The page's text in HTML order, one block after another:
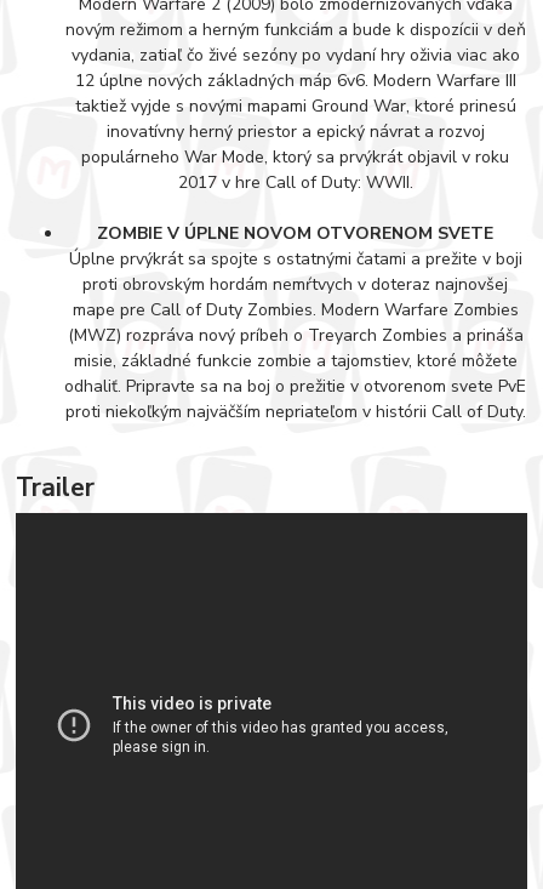
novým režimom a herným funkciám a bude k dispozícii v deň
vydania, zatiaľ čo živé sezóny po vydaní hry oživia viac ako
12 úplne nových základných máp 6v6. Modern Warfare III
taktiež vyjde s novými mapami Ground War, ktoré prinesú
inovatívny herný priestor a epický návrat a rozvoj
populárneho War Mode, ktorý sa prvýkrát objavil v roku
2017 v hre Call of Duty: WWII.
ZOMBIE V ÚPLNE NOVOM OTVORENOM SVETE
Úplne prvýkrát sa spojte s ostatnými čatami a prežite v boji
proti obrovským hordám nemŕtvych v doteraz najnovšej
mape pre Call of Duty Zombies. Modern Warfare Zombies
(MWZ) rozpráva nový príbeh o Treyarch Zombies a prináša
misie, základné funkcie zombie a tajomstiev, ktoré môžete
odhaliť. Pripravte sa na boj o prežitie v otvorenom svete PvE
proti niekoľkým najväčším nepriateľom v histórii Call of Duty.
Trailer